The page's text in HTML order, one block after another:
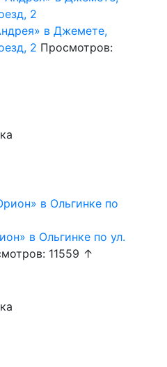
в Джемете,
2 Просмотров:
в Ольгинке по ул.
11559 ↑